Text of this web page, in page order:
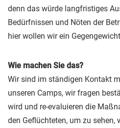
denn das würde langfristiges
Bedürfnissen und Nöten der
hier wollen wir ein
Wie machen Sie das?
Wir sind im ständigen Kontakt
unseren Camps, wir fragen
wird und re-evaluieren die
den Geflüchteten, um zu sehen,